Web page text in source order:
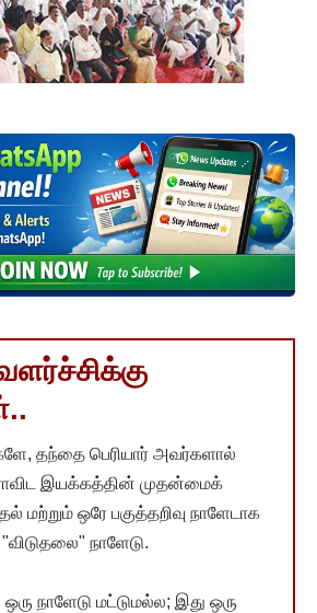
தந்தை பெரியார் அவர்களால்
இயக்கத்தின் முதன்மைக்
மற்றும் ஒரே பகுத்தறிவு நாளேடாக
"விடுதலை" நாளேடு.
நாளேடு மட்டுமல்ல; இது ஒரு